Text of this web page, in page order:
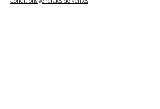
Conditions générales de ventes